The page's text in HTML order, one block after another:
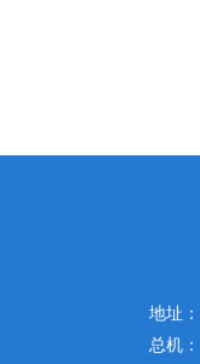
地址：
总机：